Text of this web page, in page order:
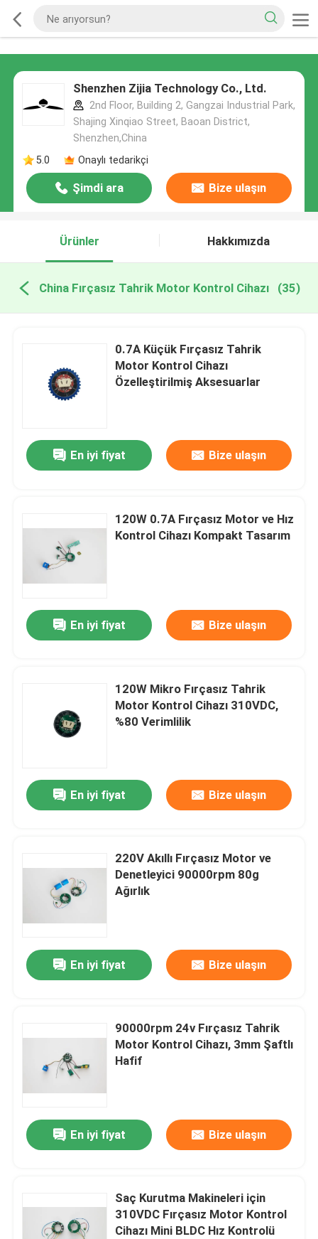
Shenzhen Zijia Technology Co., Ltd.
2nd Floor, Building 2, Gangzai Industrial Park,
Shajing Xinqiao Street, Baoan District,
Shenzhen,China
5.0
Onaylı tedarikçi
Şimdi ara Bize ulaşın
Ürünler Hakkımızda
China Fırçasız Tahrik Motor Kontrol Cihazı (35)
0.7A Küçük Fırçasız Tahrik
Motor Kontrol Cihazı
Özelleştirilmiş Aksesuarlar
En iyi fiyat Bize ulaşın
120W 0.7A Fırçasız Motor ve Hız
Kontrol Cihazı Kompakt Tasarım
En iyi fiyat Bize ulaşın
120W Mikro Fırçasız Tahrik
Motor Kontrol Cihazı 310VDC,
%80 Verimlilik
En iyi fiyat Bize ulaşın
220V Akıllı Fırçasız Motor ve
Denetleyici 90000rpm 80g
Ağırlık
En iyi fiyat Bize ulaşın
90000rpm 24v Fırçasız Tahrik
Motor Kontrol Cihazı, 3mm Şaftlı
Hafif
En iyi fiyat Bize ulaşın
Saç Kurutma Makineleri için
310VDC Fırçasız Motor Kontrol
Cihazı Mini BLDC Hız Kontrolü